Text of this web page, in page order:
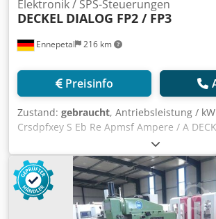
Ennepetal 216 km
Elektronik / SPS-Steuerungen
DECKEL DIALOG FP2 / FP3
Preisinfo
Zustand: gebraucht, Antriebsleistung /
Crsdpfxey S Eb Re Apmsf Ampere / A